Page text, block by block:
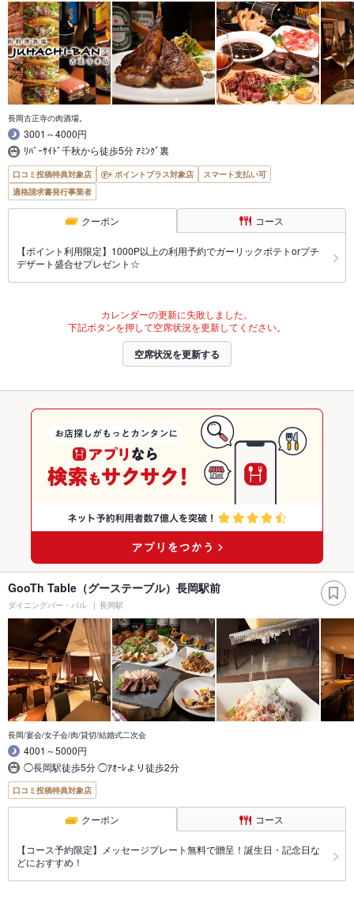
長岡古正寺の肉酒場。
3001～4000円
ﾘﾊﾞｰｻｲﾄﾞ千秋から徒歩5分 ｱﾐﾝｸﾞ裏
口コミ投稿特典対象店 ポイントプラス対象店
スマート支払い可
適格請求書発行事業者
クーポン コース
【ポイント利用限定】1000P以上の利用予約でガーリックポテトorプチ
デザート盛合せプレゼント☆
カレンダーの更新に失敗しました。
下記ボタンを押して空席状況を更新してください。
空席状況を更新する
GooTh Table（グーステーブル）長岡駅前
ダイニングバー・バル 長岡駅
長岡/宴会/女子会/肉/貸切/結婚式二次会
4001～5000円
◯長岡駅徒歩5分 ◯ｱｵｰﾚより徒歩2分
口コミ投稿特典対象店
クーポン コース
【コース予約限定】メッセージプレート無料で贈呈！誕生日・記念日な
どにおすすめ！